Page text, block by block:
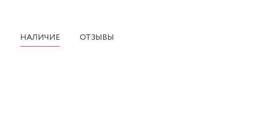
НАЛИЧИЕ ОТЗЫВЫ